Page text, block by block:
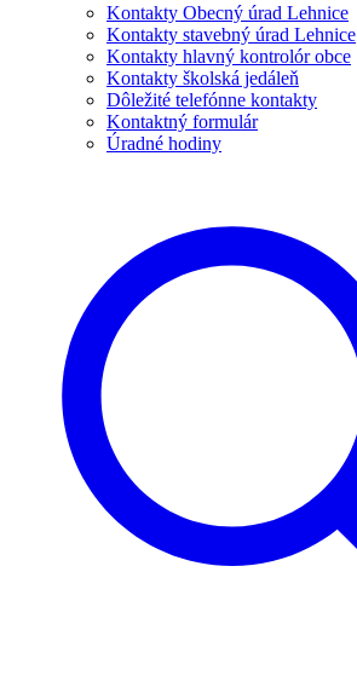
Kontakty Obecný úrad Lehnice
Kontakty stavebný úrad Lehnice
Kontakty hlavný kontrolór obce
Kontakty školská jedáleň
Dôležité telefónne kontakty
Kontaktný formulár
Úradné hodiny